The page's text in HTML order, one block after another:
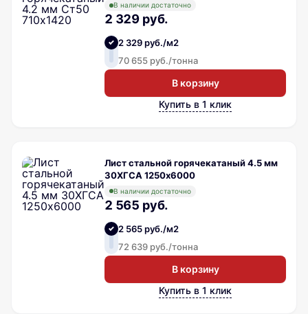
В наличии достаточно
2 329 руб.
2 329 руб./м2
70 655 руб./тонна
В корзину
Купить в 1 клик
Лист стальной горячекатаный 4.5 мм
30ХГСА 1250х6000
В наличии достаточно
2 565 руб.
2 565 руб./м2
72 639 руб./тонна
В корзину
Купить в 1 клик